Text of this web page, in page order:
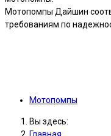
Мотопомпы Дайшин
требованиям по
Мотопомпы
Вы здесь:
Главная